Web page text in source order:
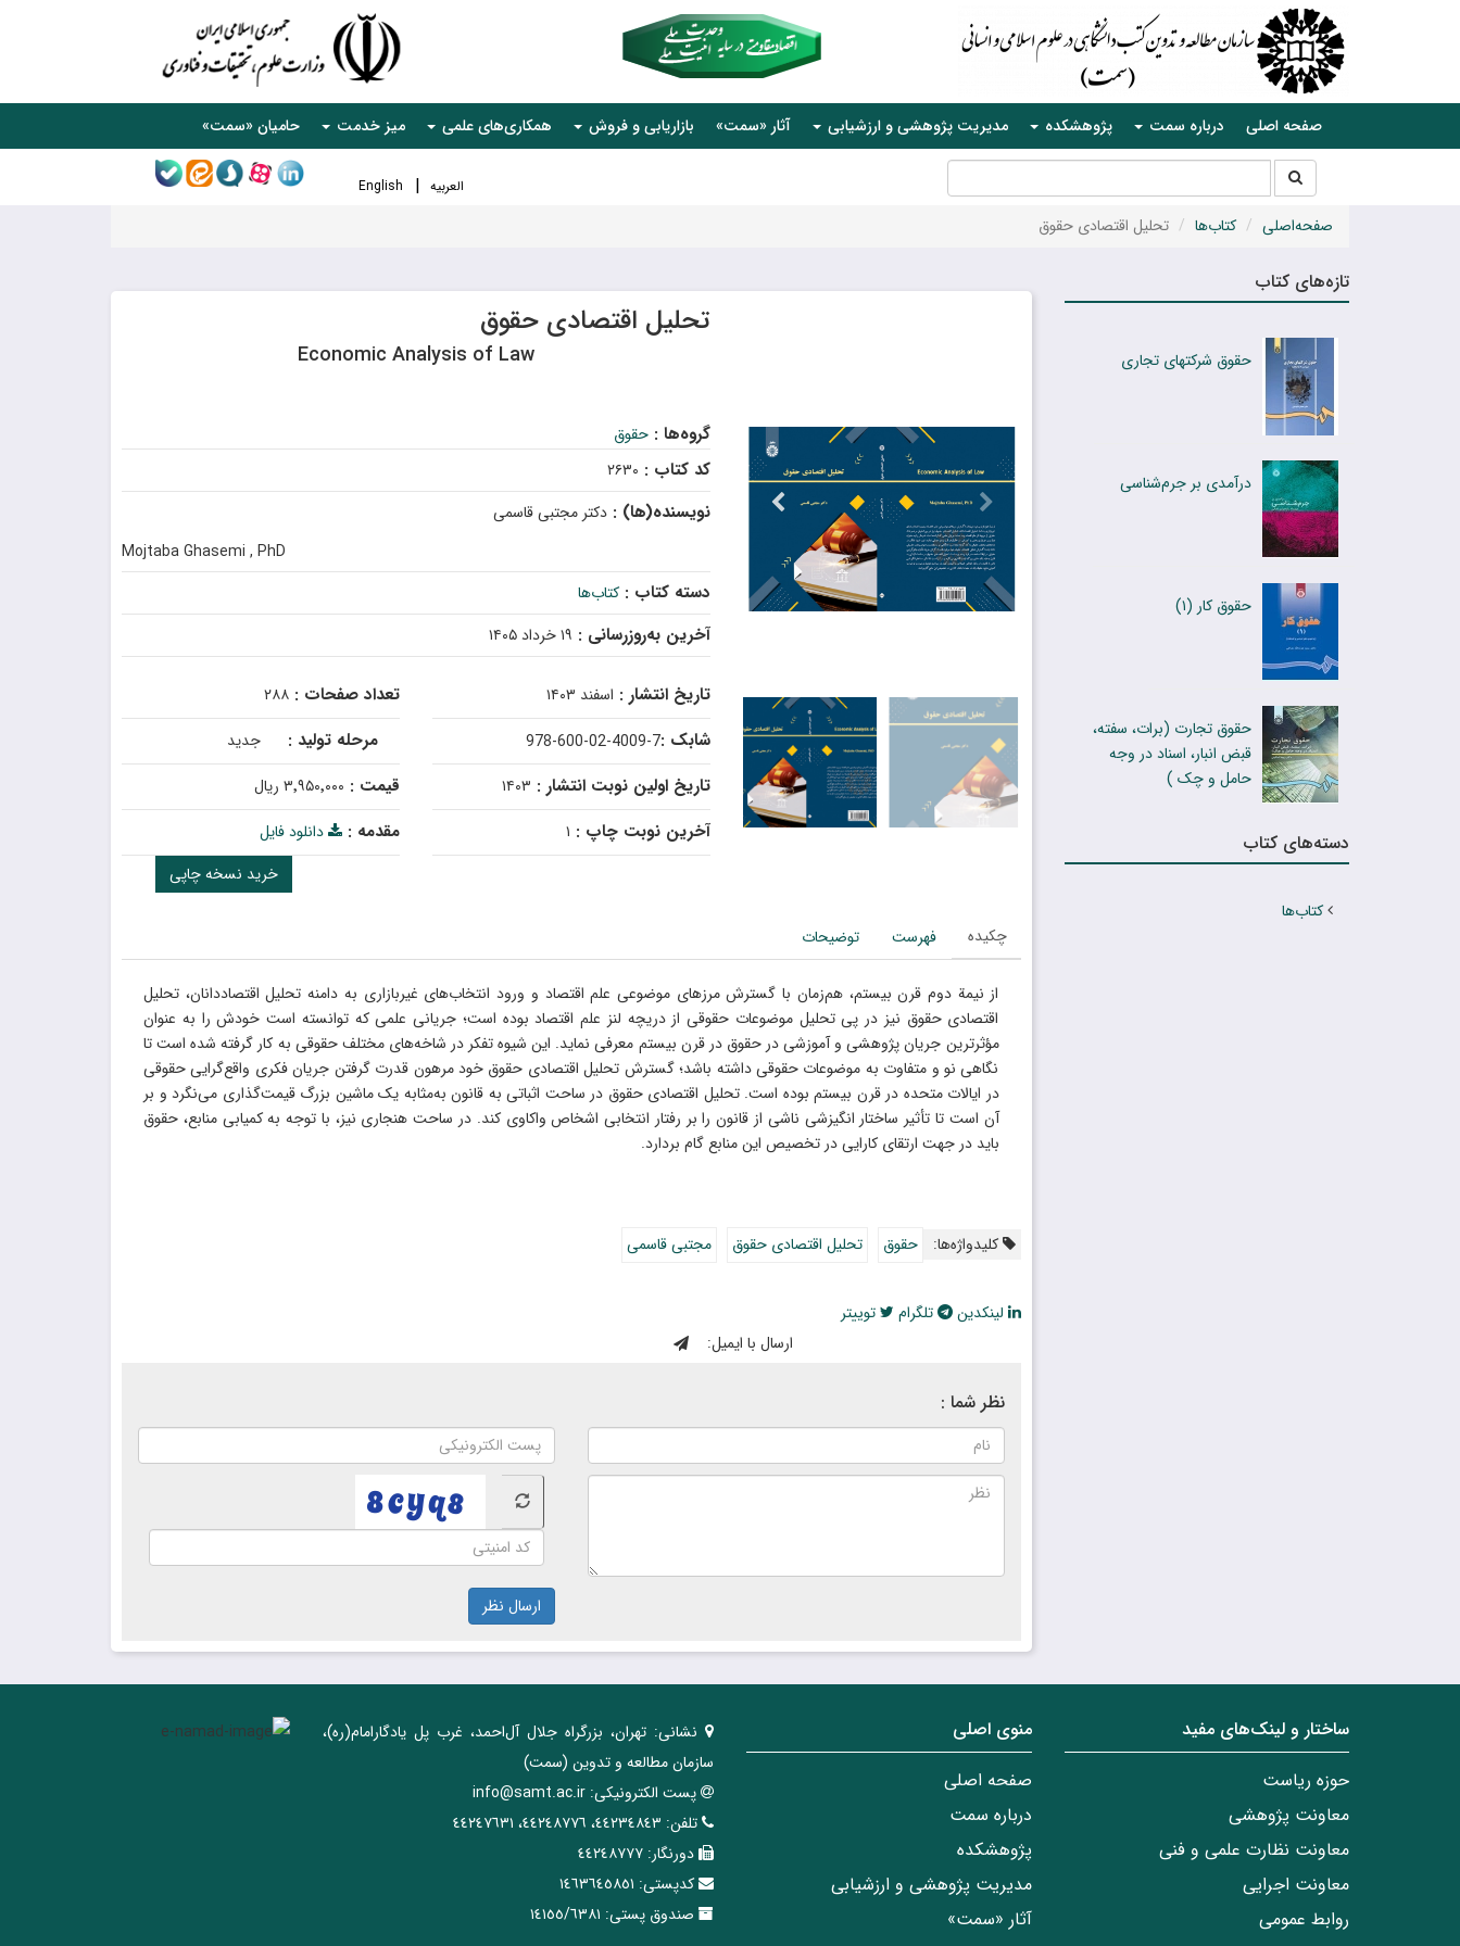
صفحه اصلی درباره سمت پژوهشکده مدیریت پژوهشی و ارزشیابی آثار «سمت» بازاریابی و فروش همکاری‌های علمی میز خدمت حامیان «سمت»
العربیه English جستجو
در
سایتصفحه‌اصلی کتاب‌ها تحلیل اقتصادی حقوق
تحلیل اقتصادی حقوق
Economic Analysis of Law
گروه‌ها :حقوق
کد کتاب : ۲۶۳۰
نویسنده(ها) :دکتر مجتبی قاسمی
Mojtaba Ghasemi , PhD
دسته کتاب :کتاب‌ها
آخرین به‌روزرسانی : ۱۹ خرداد ۱۴۰۵
تاریخ انتشار : اسفند ۱۴۰۳
شابک :978-600-02-4009-7
تاریخ اولین نوبت انتشار : ۱۴۰۳
آخرین نوبت چاپ : ۱
تعداد صفحات :۲۸۸
مرحله تولید : جدید
قیمت : ۳٬۹۵۰٬۰۰۰ ریال
مقدمه :
دانلود فایل
خرید نسخه چاپی
چکیده فهرست توضیحات
از نیمة دوم قرن بیستم، هم‌زمان با گسترش مرزهای موضوعی علم اقتصاد و ورود انتخاب‌های غیربازاری به دامنه تحلیل اقتصاددانان، تحلیل
اقتصادی حقوق نیز در پی تحلیل موضوعات حقوقی از دریچه لنز علم اقتصاد بوده است؛ جریانی علمی که توانسته است خودش را به عنوان
مؤثرترین جریان پژوهشی و آموزشی در حقوق در قرن بیستم معرفی نماید. این شیوه تفکر در شاخه‌های مختلف حقوقی به کار گرفته شده است تا
نگاهی نو و متفاوت به موضوعات حقوقی داشته باشد؛ گسترش تحلیل اقتصادی حقوق خود مرهون قدرت گرفتن جریان فکری واقع‌گرایی حقوقی
در ایالات متحده در قرن بیستم بوده است. تحلیل اقتصادی حقوق در ساحت اثباتی به قانون به‌مثابه یک ماشین بزرگ قیمت‌گذاری می‌نگرد و بر
آن است تا تأثیر ساختار انگیزشی ناشی از قانون را بر رفتار انتخابی اشخاص واکاوی کند. در ساحت هنجاری نیز، با توجه به کمیابی منابع، حقوق
باید در جهت ارتقای کارایی در تخصیص این منابع گام بردارد.
کلیدواژه‌ها: حقوق تحلیل اقتصادی حقوق مجتبی قاسمی
لینکدین تلگرام
توییتر
ارسال با ایمیل:
نظر شما :
ارسال نظر
تازه‌های کتاب
حقوق شرکتهای تجاری
درآمدی بر جرم‌شناسی
حقوق کار (۱)
حقوق تجارت (برات، سفته،
قبض انبار، اسناد در وجه
حامل و چک )
دسته‌های کتاب
کتاب‌ها
ساختار‌‌ و‌‌ لینک‌های مفید
حوزه ریاست
معاونت پژوهشی
معاونت نظارت علمی و فنی
معاونت اجرایی
روابط عمومی
منوی اصلی
صفحه اصلی
درباره سمت
پژوهشکده
مدیریت پژوهشی و ارزشیابی
آثار «سمت»
نشانی: تهران، ‌بزرگراه ‌جلال آل‌احمد، غرب پل يادگار‌امام(ره)‌،
سازمان مطالعه و تدوین‌ (سمت)
پست الکترونیکی: info@samt.ac.ir
تلفن: ٤٤٢٣٤٨٤٣، ٤٤٢٤٨٧٧٦، ٤٤٢٤٧٦٣١
دورنگار: ٤٤٢٤٨٧٧٧
کدپستی: ١٤٦٣٦٤٥٨٥١
صندوق پستی: ١٤١٥٥/٦٣٨١